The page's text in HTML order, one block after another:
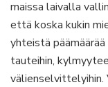
maissa laivalla
että koska kukin
yhteistä
tauteihin,
välienselvittelyihin.